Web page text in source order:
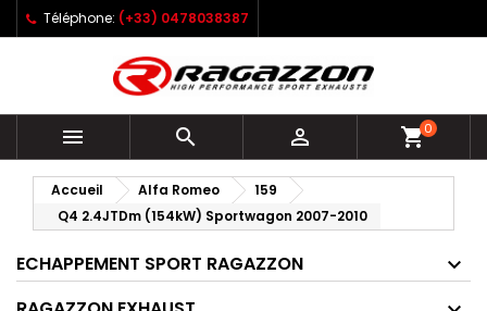
Téléphone: (+33) 0478038387
   shopping_cart0
Accueil Alfa Romeo
159
Q4 2.4JTDm (154kW) Sportwagon 2007-2010
ECHAPPEMENT SPORT RAGAZZON